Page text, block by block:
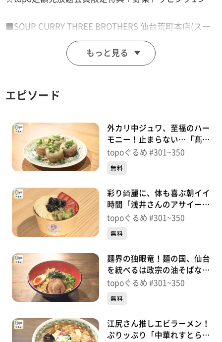
■SOUP CURRY THREE BROTHERS 仙台荒町本店(スー
プカレー スリーブラザーズ)
【住所】宮城県仙台市若林区荒町80
【電話番号】022-397-8339
【定休日】月曜※SNSにて告知
♪アドベンチャー ＹＯＡＳＯＢＩ
※特典をご利用の際は、topoにログインをしてトップ
画面をご注文の前にお店の方にお見せください。
「定額見放題会員」を提示）
※紹介した店舗情報は変更している場合があります。
※紹介した商品は取り扱いが終了している場合がありま
す。
もっと見る
エピソード
外カリ中ジュワ、至福のハー
モニー！止まらない…「髙橋
と焼き小籠包」（青葉区中
topoぐるめ #301~350
無料
彩り綺麗に、体も喜ぶ朝イイ
時間「浅井さんのアサイー仙
台上杉通り店」（青葉区上
topoぐるめ #301~350
無料
麺界の独眼竜！麺の国、仙台
を統べるは政宗の油そばな
り！「麺屋政宗」（青葉区中
topoぐるめ #301~350
無料
江尻さん推しエビラーメン！
ぷりッぷり「中華れすとらん